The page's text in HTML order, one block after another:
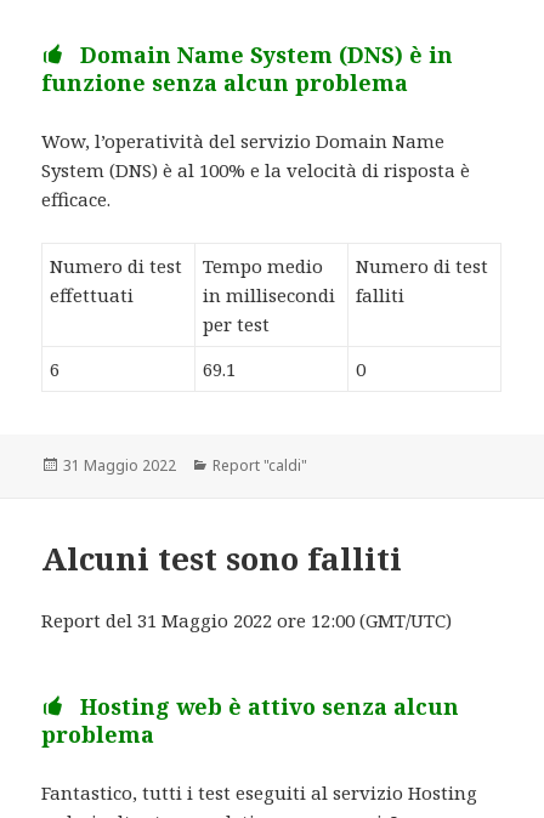
Domain Name System (DNS) è in
funzione senza alcun problema
Wow, l’operatività del servizio Domain Name
System (DNS) è al 100% e la velocità di risposta è
efficace.
Numero di test
effettuati
Tempo medio
in millisecondi
per test
Numero di test
falliti
6 69.1 0
Scritto
31 Maggio 2022 Categorie
Report "caldi"
Alcuni test sono falliti
Report del 31 Maggio 2022 ore 12:00 (GMT/UTC)
Hosting web è attivo senza alcun
problema
Fantastico, tutti i test eseguiti al servizio Hosting